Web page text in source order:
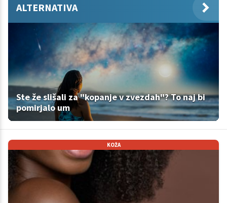
ALTERNATIVA
Ste že slišali za "kopanje v zvezdah"? To naj bi
pomirjalo um
KOŽA